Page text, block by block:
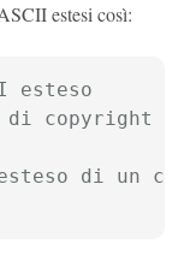
estesi così:
esteso
di copyright
di un